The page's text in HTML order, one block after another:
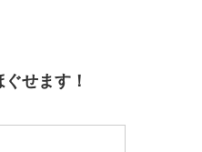
せます！